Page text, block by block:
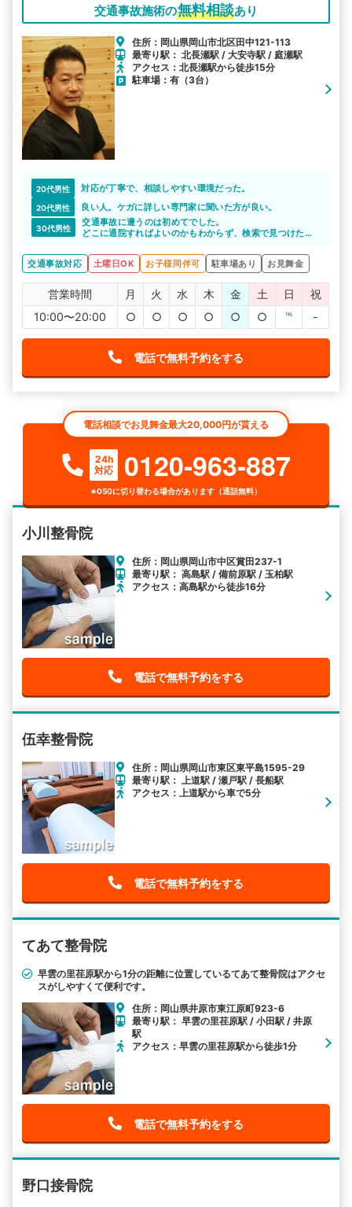
交通事故施術の無料相談あり
住所：岡山県岡山市北区田中121-113
最寄り駅： 北長瀬駅 / 大安寺駅 / 庭瀬駅
アクセス：北長瀬駅から徒歩15分
駐車場：有（3台）
20代男性 対応が丁寧で、相談しやすい環境だった。
20代男性 良い人。ケガに詳しい専門家に聞いた方が良い。
30代男性
交通事故に遭うのは初めてでした。
どこに通院すればよいのかもわからず、検索で見つけたこ
整骨院に通院するメリットも教えてもらえて、通いやすい
整骨院に通院できたので助かりました。
交通事故対応 土曜日OK お子様同伴可 駐車場あり お見舞金
営業時間 月 火 水 木 金 土 日
祝
10:00〜20:00
○ ○ ○ ○ ○ ○ ℡ -
電話で無料予約をする
電話相談でお見舞金最大20,000円が貰える
24h
対応
0120-963-887
※050に切り替わる場合があります（通話無料）
小川整骨院
住所：岡山県岡山市中区賞田237-1
最寄り駅： 高島駅 / 備前原駅 / 玉柏駅
アクセス：高島駅から徒歩16分
電話で無料予約をする
伍幸整骨院
住所：岡山県岡山市東区東平島1595-29
最寄り駅： 上道駅 / 瀬戸駅 / 長船駅
アクセス：上道駅から車で5分
電話で無料予約をする
てあて整骨院
早雲の里荏原駅から1分の距離に位置しているてあて整骨院はアクセ
スがしやすくて便利です。
住所：岡山県井原市東江原町923-6
最寄り駅： 早雲の里荏原駅 / 小田駅 / 井原
駅
アクセス：早雲の里荏原駅から徒歩1分
電話で無料予約をする
野口接骨院